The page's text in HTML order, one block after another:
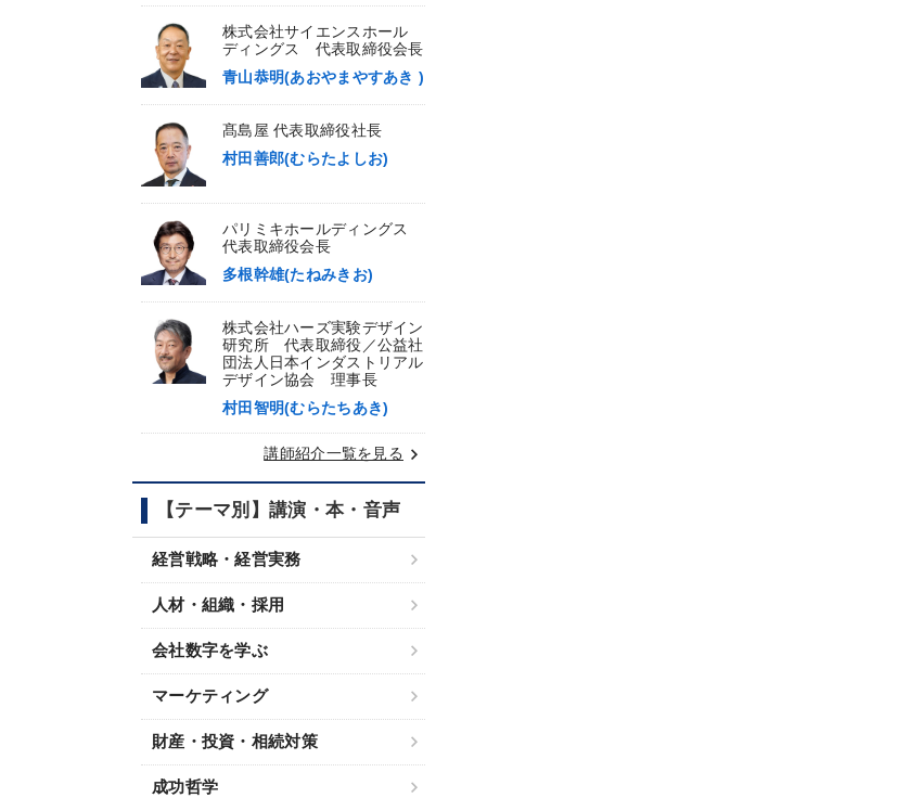
株式会社サイエンスホール
ディングス 代表取締役会長
青山恭明(あおやまやすあき )
髙島屋 代表取締役社長
村田善郎(むらたよしお)
パリミキホールディングス
代表取締役会長
多根幹雄(たねみきお)
株式会社ハーズ実験デザイン
研究所 代表取締役／公益社
団法人日本インダストリアル
デザイン協会 理事長
村田智明(むらたちあき)
講師紹介一覧を見る keyboard_arrow_right
【テーマ別】講演・本・音声
経営戦略・経営実務
人材・組織・採用
会社数字を学ぶ
マーケティング
財産・投資・相続対策
成功哲学